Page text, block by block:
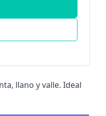
llano y valle. Ideal